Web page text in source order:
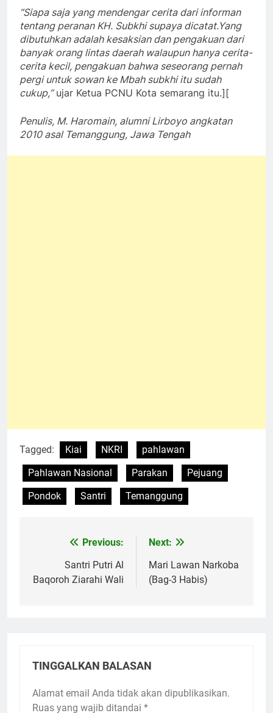
“Siapa saja yang mendengar cerita dari informan
tentang peranan KH. Subkhi supaya dicatat.Yang
dibutuhkan adalah kesaksian dan pengakuan dari
banyak orang lintas daerah walaupun hanya cerita-
cerita kecil, pengakuan bahwa seseorang pernah
pergi untuk sowan ke Mbah subkhi itu sudah
cukup,”ujar Ketua PCNU Kota semarang itu.][
Penulis, M. Haromain, alumni Lirboyo angkatan
2010 asal Temanggung, Jawa Tengah
Tagged: Kiai NKRI
pahlawan
Pahlawan Nasional
Parakan
Pejuang
Pondok
Santri Temanggung
NavigasiPrevious:
Santri Putri Al
Baqoroh Ziarahi Wali
Next:
Mari Lawan Narkoba
(Bag-3 Habis)
TINGGALKAN BALASAN
Alamat email Anda tidak akan dipublikasikan.
Ruas yang wajib ditandai *